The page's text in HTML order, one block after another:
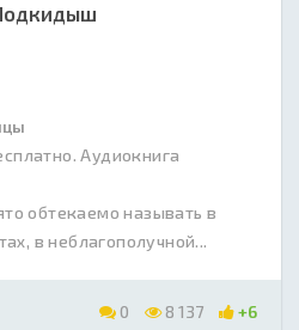
Аудиокнига
обтекаемо называть в
в неблагополучной...
0 8 137 +6